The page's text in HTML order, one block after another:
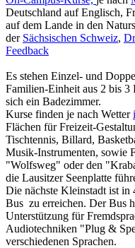
Deutschland auf Englisch,
auf dem Lande in den
der Sächsischen Schweiz,
Feedback
Es stehen Einzel- und
Familien-Einheit aus 2 bis 3
sich ein Badezimmer.
Kurse finden je nach Wetter
Flächen für Freizeit-
Tischtennis, Billard,
Musik-Instrumenten, sowie
"Wolfsweg" oder den
die Lausitzer Seenplatte
Die nächste Kleinstadt ist in
Bus zu erreichen. Der Bus
Unterstützung für
Audiotechniken "Plug &
verschiedenen Sprachen.